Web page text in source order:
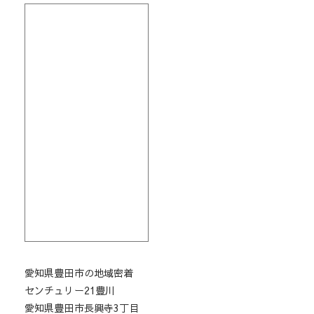
愛知県豊田市の地域密着
センチュリー21豊川
愛知県豊田市長興寺3丁目